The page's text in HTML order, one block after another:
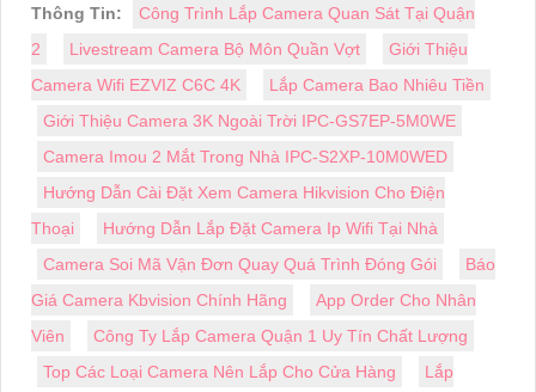
Thông Tin:
Công Trình Lắp Camera Quan Sát Tại Quận
2
Livestream Camera Bộ Môn Quần Vợt
Giới Thiệu
Camera Wifi EZVIZ C6C 4K
Lắp Camera Bao Nhiêu Tiền
Giới Thiệu Camera 3K Ngoài Trời IPC-GS7EP-5M0WE
Camera Imou 2 Mắt Trong Nhà IPC-S2XP-10M0WED
Hướng Dẫn Cài Đặt Xem Camera Hikvision Cho Điện
Thoại
Hướng Dẫn Lắp Đặt Camera Ip Wifi Tại Nhà
Camera Soi Mã Vận Đơn Quay Quá Trình Đóng Gói
Báo
Giá Camera Kbvision Chính Hãng
App Order Cho Nhân
Viên
Công Ty Lắp Camera Quận 1 Uy Tín Chất Lượng
Top Các Loại Camera Nên Lắp Cho Cửa Hàng
Lắp